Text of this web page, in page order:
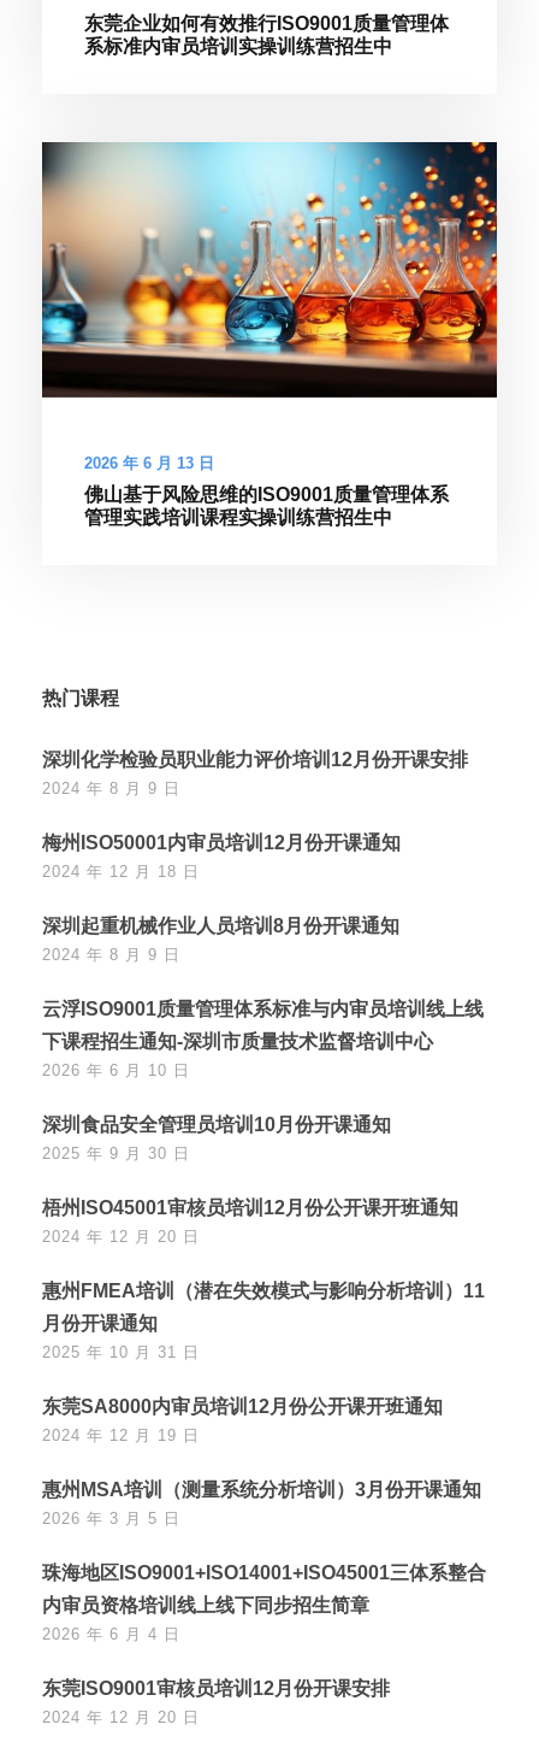
东莞企业如何有效推行ISO9001质量管理体
系标准内审员培训实操训练营招生中
2026 年 6 月 13 日
佛山基于风险思维的ISO9001质量管理体系
管理实践培训课程实操训练营招生中
热门课程
深圳化学检验员职业能力评价培训12月份开课安排
2024 年 8 月 9 日
梅州ISO50001内审员培训12月份开课通知
2024 年 12 月 18 日
深圳起重机械作业人员培训8月份开课通知
2024 年 8 月 9 日
云浮ISO9001质量管理体系标准与内审员培训线上线
下课程招生通知-深圳市质量技术监督培训中心
2026 年 6 月 10 日
深圳食品安全管理员培训10月份开课通知
2025 年 9 月 30 日
梧州ISO45001审核员培训12月份公开课开班通知
2024 年 12 月 20 日
惠州FMEA培训（潜在失效模式与影响分析培训）11
月份开课通知
2025 年 10 月 31 日
东莞SA8000内审员培训12月份公开课开班通知
2024 年 12 月 19 日
惠州MSA培训（测量系统分析培训）3月份开课通知
2026 年 3 月 5 日
珠海地区ISO9001+ISO14001+ISO45001三体系整合
内审员资格培训线上线下同步招生简章
2026 年 6 月 4 日
东莞ISO9001审核员培训12月份开课安排
2024 年 12 月 20 日